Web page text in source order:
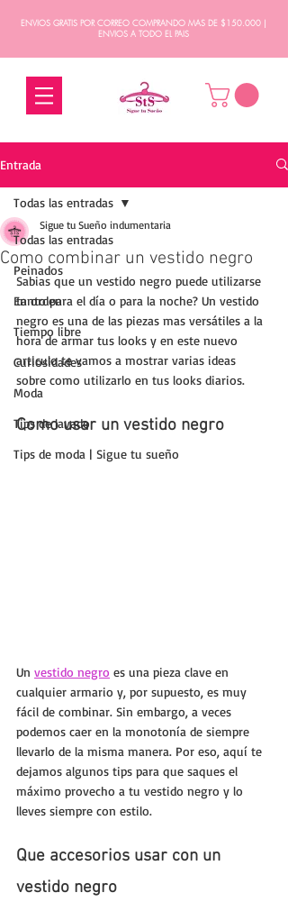
ENVIOS GRATIS POR CORREO COMPRANDO MAS DE $150.000 |
ENVIOS A TODO EL PAIS
Entrada
Todas las entradas
Peinados
En orden
Tiempo libre
Curiosidades
Moda
Tips de lavado
Tips de moda | Sigue tu sueño
Todas las entradas
Como combinar un vestido negro
Sigue tu Sueño indumentaria
Sabias que un vestido negro puede utilizarse
tanto para el día o para la noche? Un vestido
negro es una de las piezas mas versátiles a la
hora de armar tus looks y en este nuevo
articulo te vamos a mostrar varias ideas
sobre como utilizarlo en tus looks diarios.
Como usar un vestido negro
Un vestido negro es una pieza clave en
cualquier armario y, por supuesto, es muy
fácil de combinar. Sin embargo, a veces
podemos caer en la monotonía de siempre
llevarlo de la misma manera. Por eso, aquí te
dejamos algunos tips para que saques el
máximo provecho a tu vestido negro y lo
lleves siempre con estilo.
Que accesorios usar con un
vestido negro